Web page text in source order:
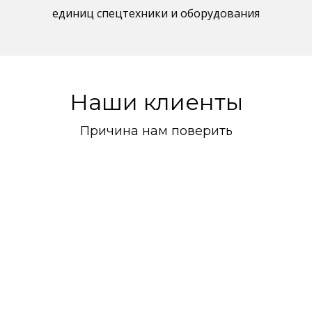
единиц спецтехники и оборудования
Наши клиенты
Причина нам поверить